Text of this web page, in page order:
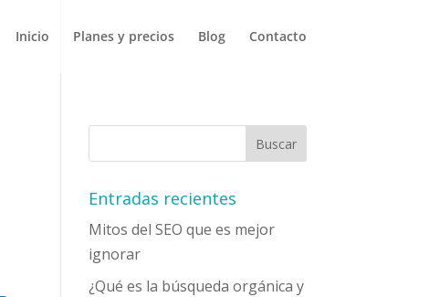
Inicio Planes y precios Blog Contacto
Entradas recientes
Mitos del SEO que es mejor
ignorar
¿Qué es la búsqueda orgánica y